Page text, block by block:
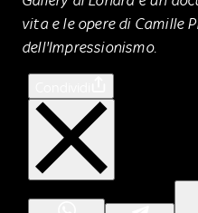
vita e le opere di Camille
dell'Impressionismo.